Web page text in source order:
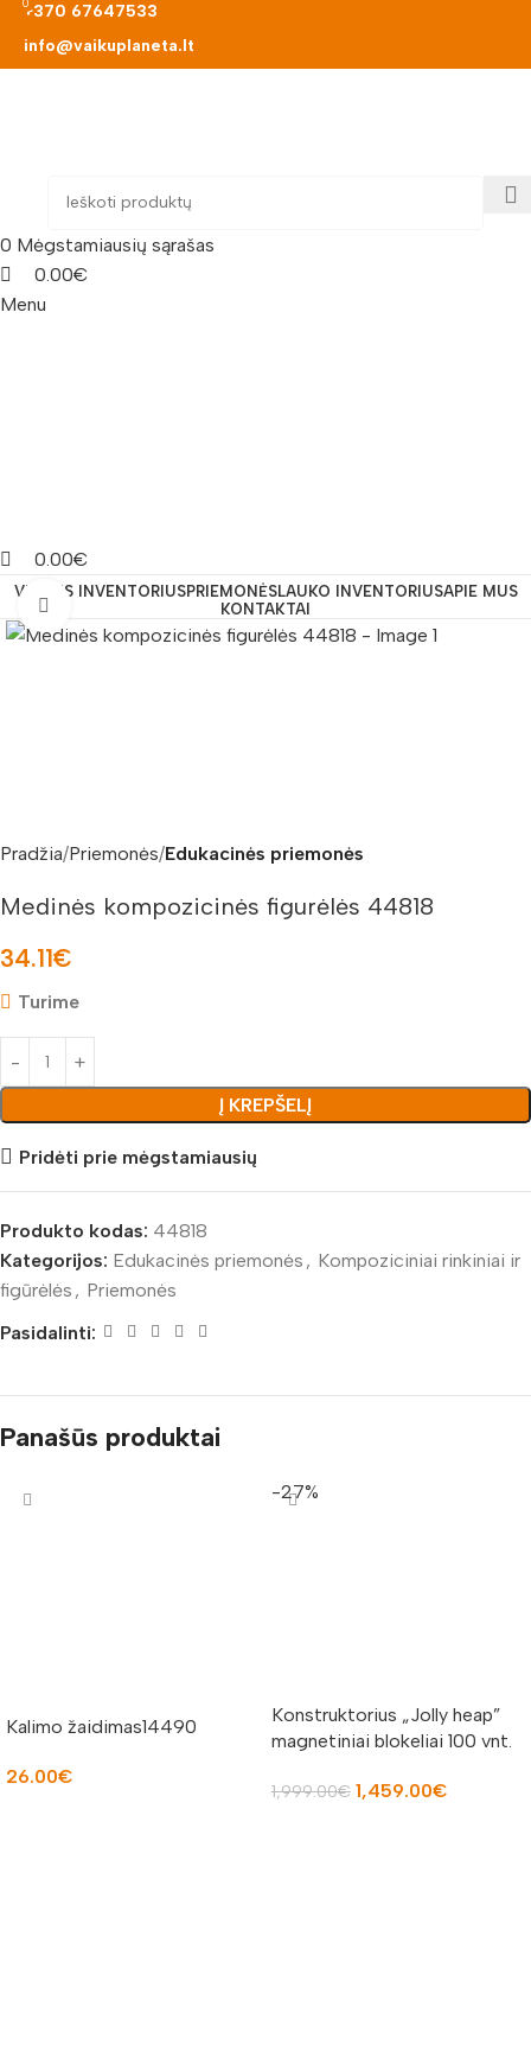
+370 67647533
info@vaikuplaneta.lt
0 Mėgstamiausių sąrašas
0
0.00€
Menu
0
0.00€
VIDAUS INVENTORIUSPRIEMONĖSLAUKO INVENTORIUSAPIE MUS
KONTAKTAI
Padidinti nuotrauką
Pradžia Priemonės Edukacinės priemonės
Medinės kompozicinės figurėlės 44818
34.11€
Turime
Į KREPŠELĮ
Pridėti prie mėgstamiausių
Produkto kodas: 44818
Kategorijos: Edukacinės priemonės , Kompoziciniai rinkiniai ir
figūrėlės , Priemonės
Pasidalinti:
Panašūs produktai
Kalimo žaidimas14490
26.00€
-27%
Konstruktorius „Jolly heap”
magnetiniai blokeliai 100 vnt.
1,999.00€ 1,459.00€